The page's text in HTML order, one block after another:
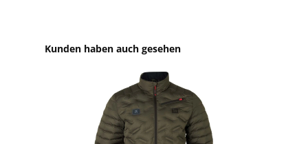
Produktgalerie überspringen
Kunden haben auch gesehen